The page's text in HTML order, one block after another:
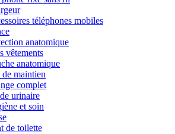
téléphones mobiles
anatomique
vêtements
anatomique
de maintien
complet
urinaire
et soin
de toilette